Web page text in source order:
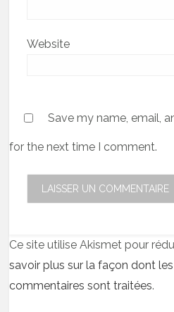
Website
Save my name, email,
for the next time I comment.
Ce site utilise Akismet pour
savoir plus sur la façon dont
commentaires sont traitées.